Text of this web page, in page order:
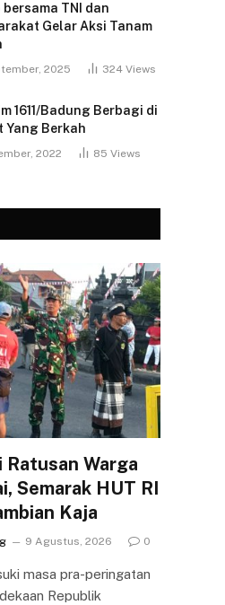
bersama TNI dan
Gelar Aksi Tanam
2025 324 Views
1611/Badung Berbagi di
Yang Berkah
2022 85 Views
Ratusan Warga
Semarak HUT RI
Kaja
9 Agustus, 2026 0
masa pra-peringatan
Republik